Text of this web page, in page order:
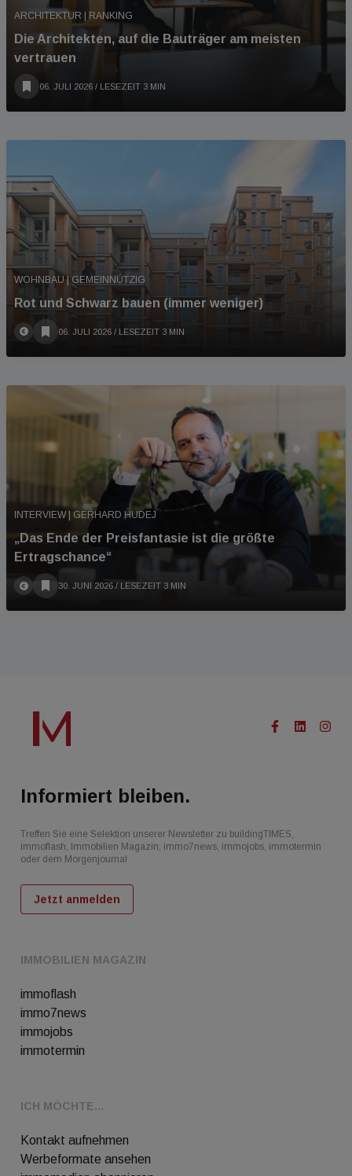
ARCHITEKTUR | RANKING
Die Architekten, auf die Bauträger am meisten
vertrauen
06. JULI 2026 / LESEZEIT 3 MIN
WOHNBAU | GEMEINNÜTZIG
Rot und Schwarz bauen (immer weniger)
06. JULI 2026 / LESEZEIT 3 MIN
INTERVIEW | GERHARD HUDEJ
„Das Ende der Preisfantasie ist die größte
Ertragschance“
30. JUNI 2026 / LESEZEIT 3 MIN
IMMOBILIEN MAGAZIN
immoflash
immo7news
immojobs
immotermin
ICH MÖCHTE...
Kontakt aufnehmen
Werbeformate ansehen
Informiert bleiben.
Treffen Sie eine Selektion unserer Newsletter zu buildingTIMES,
immoflash, Immobilien Magazin, immo7news, immojobs, immotermin
oder dem Morgenjournal
Jetzt anmelden